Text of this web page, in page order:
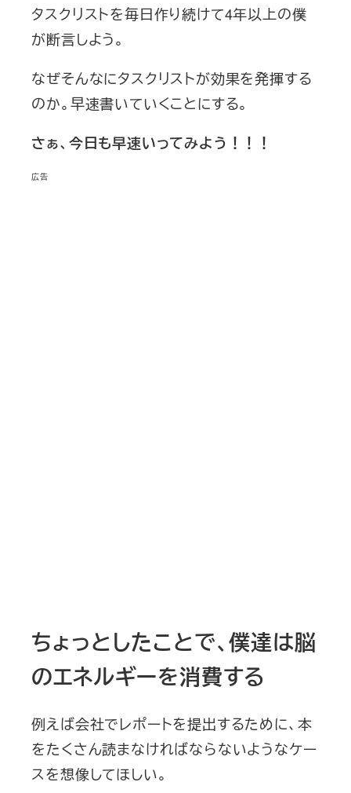
タスクリストを毎日作り続けて4年以上の僕
が断言しよう。
なぜそんなにタスクリストが効果を発揮する
のか。早速書いていくことにする。
さぁ、今日も早速いってみよう！！！
広告
ちょっとしたことで、僕達は脳
のエネルギーを消費する
例えば会社でレポートを提出するために、本
をたくさん読まなければならないようなケー
スを想像してほしい。